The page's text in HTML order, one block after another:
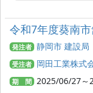
令和7年度葵南
発注者 静岡市 建設局
受注者 岡田工業株式
期 間 2025/06/27～